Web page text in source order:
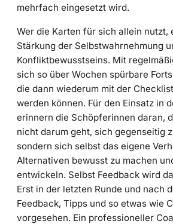
mehrfach eingesetzt wird.
Wer die Karten für sich allein nutzt,
Stärkung der Selbstwahrnehmung
Konfliktbewusstseins. Mit
sich so über Wochen spürbare
die dann wiederum mit der
werden können. Für den Einsatz in
erinnern die Schöpferinnen daran,
nicht darum geht, sich gegenseitig
sondern sich selbst das eigene
Alternativen bewusst zu machen
entwickeln. Selbst Feedback wird
Erst in der letzten Runde und nach
Feedback, Tipps und so etwas wie
vorgesehen. Ein professioneller